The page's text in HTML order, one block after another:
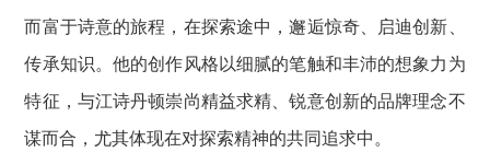
而富于诗意的旅程，在探索途中，邂逅惊奇、启迪创新、
传承知识。他的创作风格以细腻的笔触和丰沛的想象力为
特征，与江诗丹顿崇尚精益求精、锐意创新的品牌理念不
谋而合，尤其体现在对探索精神的共同追求中。